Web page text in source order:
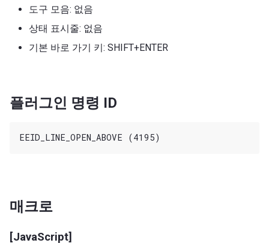
도구 모음: 없음
상태 표시줄: 없음
기본 바로 가기 키: SHIFT+ENTER
플러그인 명령 ID
매크로
[JavaScript]